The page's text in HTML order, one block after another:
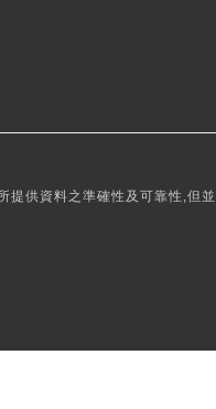
供資料之準確性及可靠性,但